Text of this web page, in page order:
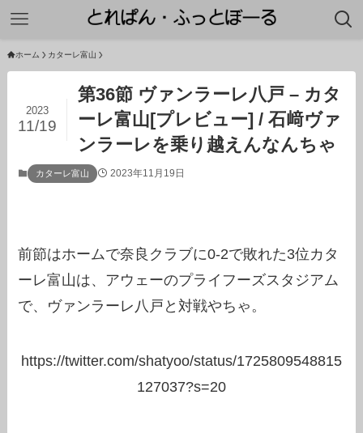
ホーム カターレ富山
第36節 ヴァンラーレ八戸 – カタ
ーレ富山[プレビュー] / 石﨑ヴァ
ンラーレを乗り越えんなんちゃ
2023
11/19
カターレ富山 2023年11月19日
前節はホームで奈良クラブに0-2で敗れた3位カタ
ーレ富山は、アウェーのプライフーズスタジアム
で、ヴァンラーレ八戸と対戦やちゃ。
https://twitter.com/shatyoo/status/1725809548815
127037?s=20